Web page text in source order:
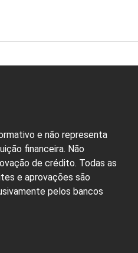
e não representa
financeira. Não
de crédito. Todas as
e aprovações são
pelos bancos